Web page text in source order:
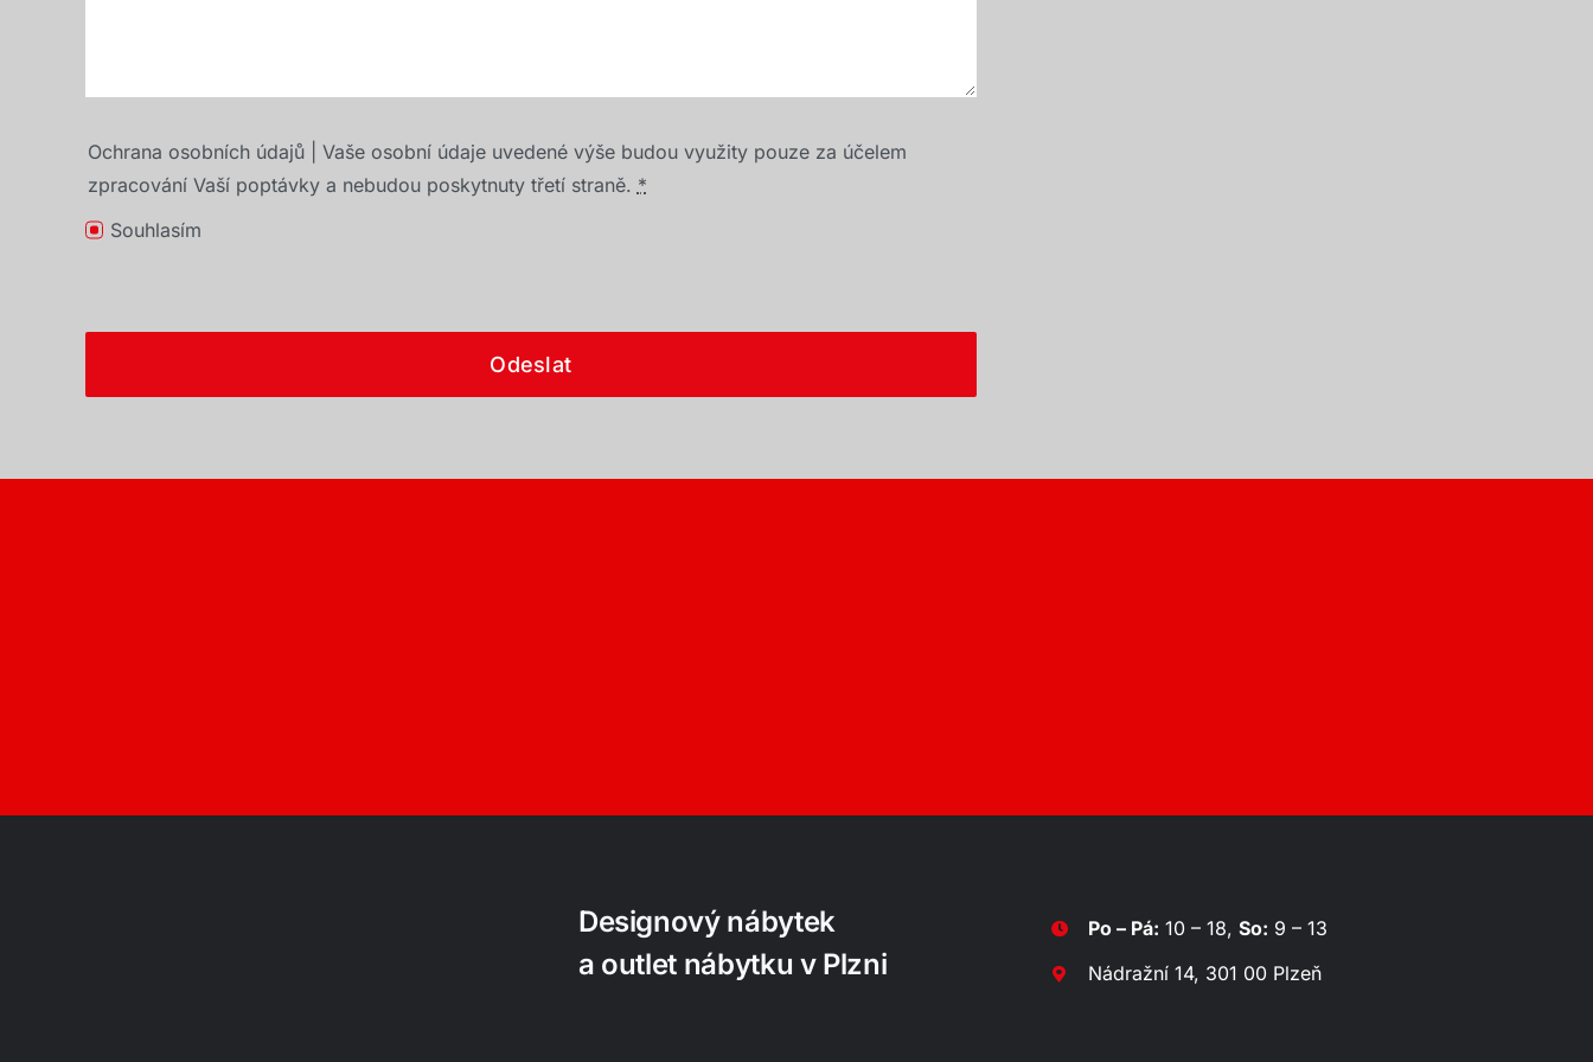
Ochrana osobních údajů | Vaše osobní údaje uvedené výše budou využity pouze za účelem
zpracování Vaší poptávky a nebudou poskytnuty třetí straně. *
Souhlasím
Odeslat
Designový nábytek
a outlet nábytku v Plzni
Po – Pá: 10 – 18,So: 9 – 13
Nádražní 14, 301 00 Plzeň